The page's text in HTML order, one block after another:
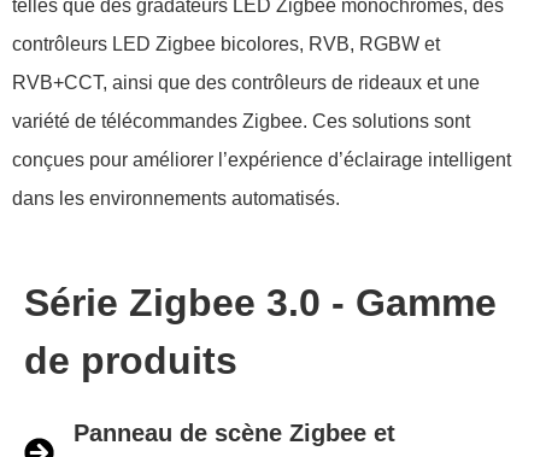
telles que des gradateurs LED Zigbee monochromes, des
contrôleurs LED Zigbee bicolores, RVB, RGBW et
RVB+CCT, ainsi que des contrôleurs de rideaux et une
variété de télécommandes Zigbee. Ces solutions sont
conçues pour améliorer l’expérience d’éclairage intelligent
dans les environnements automatisés.
Série Zigbee 3.0​ - Gamme
de produits
Panneau de scène Zigbee et